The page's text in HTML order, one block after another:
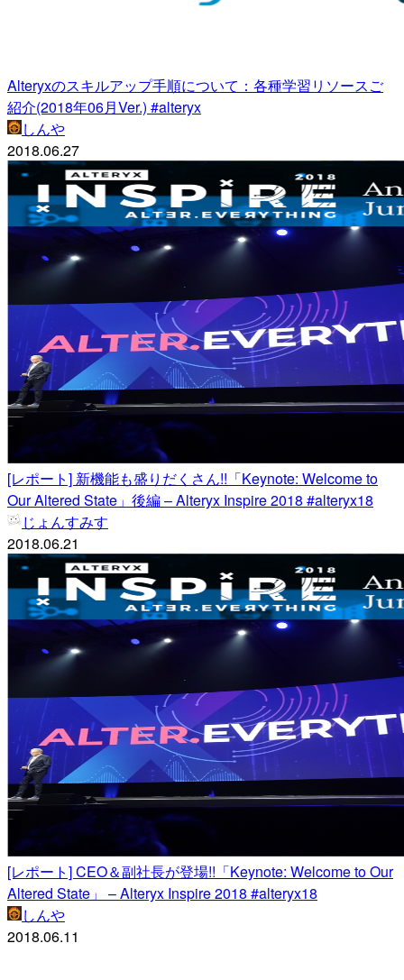
Alteryxのスキルアップ手順について：各種学習リソースご
紹介(2018年06月Ver.) #alteryx
しんや
2018.06.27
[レポート] 新機能も盛りだくさん!!「Keynote: Welcome to
Our Altered State」後編 – Alteryx Inspire 2018 #alteryx18
じょんすみす
2018.06.21
[レポート] CEO＆副社長が登場!!「Keynote: Welcome to Our
Altered State」 – Alteryx Inspire 2018 #alteryx18
しんや
2018.06.11